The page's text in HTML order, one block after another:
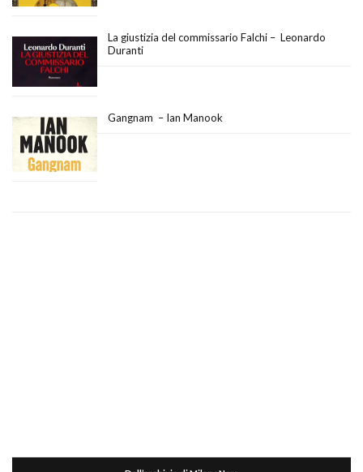
La giustizia del commissario Falchi – Leonardo
Duranti
Gangnam – Ian Manook